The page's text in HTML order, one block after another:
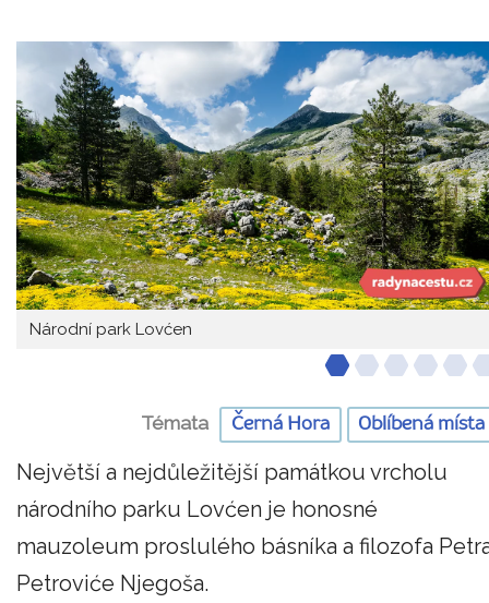
Národní park Lovćen
Témata Černá Hora Oblíbená místa
Největší a nejdůležitější památkou vrcholu
národního parku Lovćen je honosné
mauzoleum proslulého básníka a filozofa
Petroviće Njegoša.